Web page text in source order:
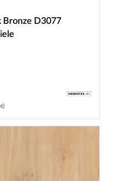
Bronze D3077